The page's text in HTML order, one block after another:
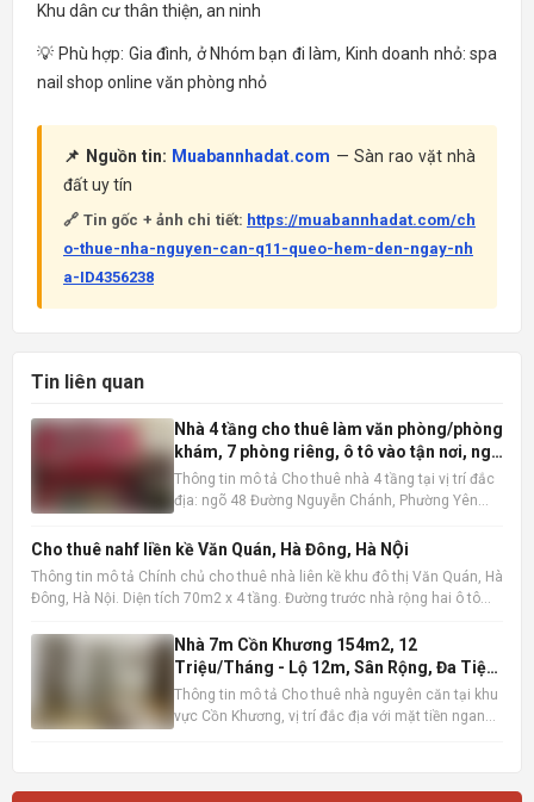
Khu dân cư thân thiện, an ninh
💡 Phù hợp: Gia đình, ở Nhóm bạn đi làm, Kinh doanh nhỏ: spa
nail shop online văn phòng nhỏ
📌 Nguồn tin: Muabannhadat.com — Sàn rao vặt nhà
đất uy tín
🔗 Tin gốc + ảnh chi tiết: https://muabannhadat.com/ch
o-thue-nha-nguyen-can-q11-queo-hem-den-ngay-nh
a-ID4356238
Tin liên quan
Nhà 4 tầng cho thuê làm văn phòng/phòng
khám, 7 phòng riêng, ô tô vào tận nơi, ngõ
48 Nguyễn Chánh
Thông tin mô tả Cho thuê nhà 4 tầng tại vị trí đắc
địa: ngõ 48 Đường Nguyễn Chánh, Phường Yên
60m2 x 4 tầng, được thiết kế hợp lý với 7 phòng
kinh do
Cho thuê nahf liền kề Văn Quán, Hà Đông, Hà NỘi
Thông tin mô tả Chính chủ cho thuê nhà liên kề khu đô thị Văn Quán, Hà
Đông, Hà Nội. Diện tích 70m2 x 4 tầng. Đường trước nhà rộng hai ô tô
thị , gần ga đường sắt metro, bến xeNhà 7m Cồn Khương 154m2, 12
Triệu/Tháng - Lộ 12m, Sân Rộng, Đa Tiện
Ích
Thông tin mô tả Cho thuê nhà nguyên căn tại khu
vực Cồn Khương, vị trí đắc địa với mặt tiền ngang